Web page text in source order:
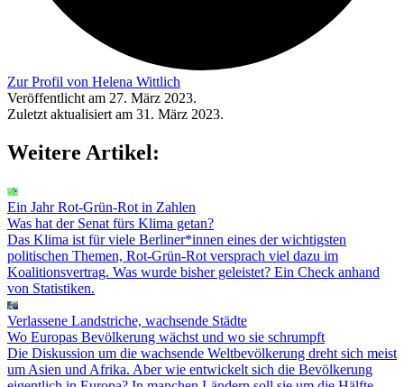
Zur Profil von Helena Wittlich
Veröffentlicht am 27. März 2023.
Zuletzt aktualisiert am 31. März 2023.
Weitere Artikel:
Ein Jahr Rot-Grün-Rot in Zahlen
Was hat der Senat fürs Klima getan?
Das Klima ist für viele Berliner*innen eines der wichtigsten
politischen Themen, Rot-Grün-Rot versprach viel dazu im
Koalitionsvertrag. Was wurde bisher geleistet? Ein Check anhand
von Statistiken.
Verlassene Landstriche, wachsende Städte
Wo Europas Bevölkerung wächst und wo sie schrumpft
Die Diskussion um die wachsende Weltbevölkerung dreht sich meist
um Asien und Afrika. Aber wie entwickelt sich die Bevölkerung